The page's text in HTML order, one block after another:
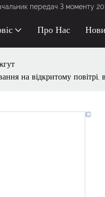
передач З моменту
Про Нас
на відкритому повітрі,